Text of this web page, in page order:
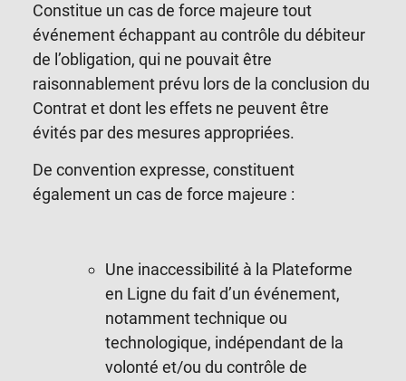
Constitue un cas de force majeure tout
événement échappant au contrôle du débiteur
de l’obligation, qui ne pouvait être
raisonnablement prévu lors de la conclusion du
Contrat et dont les effets ne peuvent être
évités par des mesures appropriées.
De convention expresse, constituent
également un cas de force majeure :
Une inaccessibilité à la Plateforme
en Ligne du fait d’un événement,
notamment technique ou
technologique, indépendant de la
volonté et/ou du contrôle de